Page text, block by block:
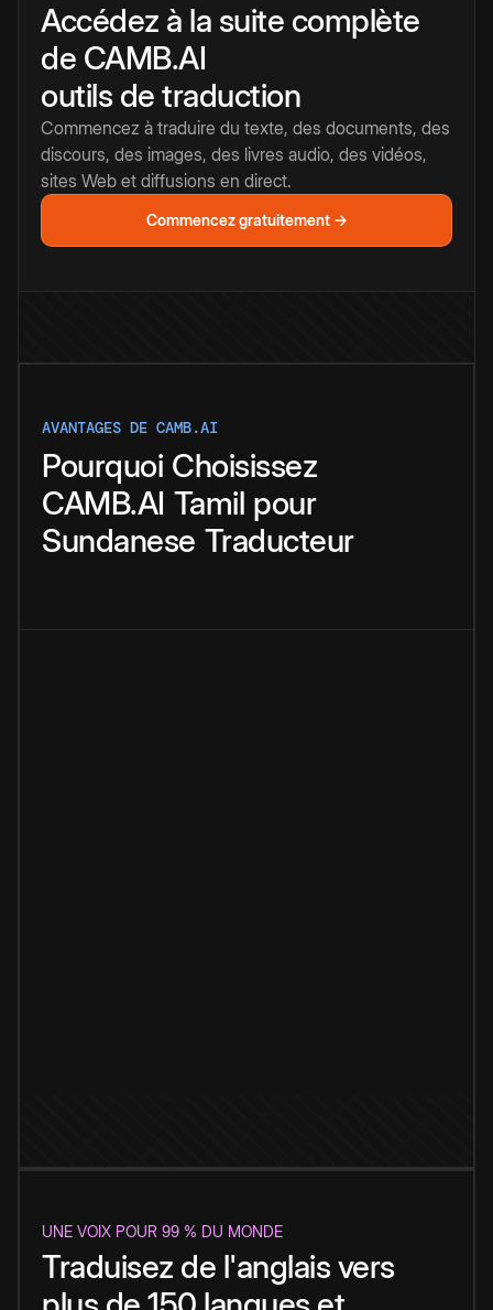
Accédez à la suite complète
de CAMB.AI
outils de traduction
Commencez à traduire du texte, des documents, des
discours, des images, des livres audio, des vidéos,
sites Web et diffusions en direct.
Commencez gratuitement →
AVANTAGES DE CAMB.AI
Pourquoi Choisissez
CAMB.AI Tamil pour
Sundanese Traducteur
UNE VOIX POUR 99 % DU MONDE
Traduisez de l'anglais vers